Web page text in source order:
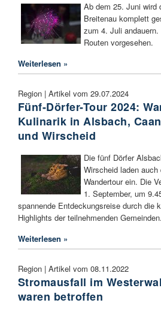
Ab dem 25. Juni wird
Breitenau komplett
zum 4. Juli
Routen vorgesehen.
Weiterlesen »
Region | Artikel vom 29.07.2024
Fünf-Dörfer-Tour 2024:
Kulinarik in Alsbach,
und Wirscheid
Die fünf Dörfer
Wirscheid laden
Wandertour ein. Die
1. September, um
spannende Entdeckungsreise durch die
Highlights der teilnehmenden Gemeinden.
Weiterlesen »
Region | Artikel vom 08.11.2022
Stromausfall im
waren betroffen